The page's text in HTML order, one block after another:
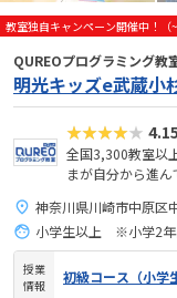
教室独自キャンペーン開催中！（
QUREOプログラミング教
明光キッズe武蔵小
★★★★★ 4.15
全国3,300教室以
まが自分から進ん
神奈川県川崎市中原区
小学生以上 ※小学2年
授業
情報
初級コース（小学